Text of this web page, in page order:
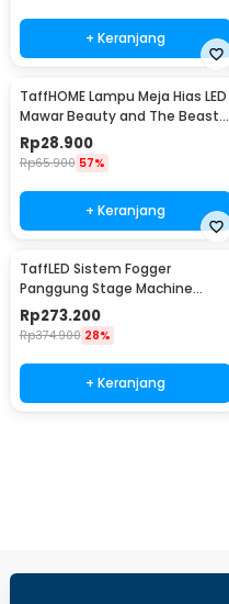
+ Keranjang
TaffHOME Lampu Meja Hias LED
Mawar Beauty and The Beast
Warm White - AC01
Rp28.900
Rp65.900 57%
+ Keranjang
TaffLED Sistem Fogger
Panggung Stage Machine
Ejector with RGB LED - KY-
LED500
Rp273.200
Rp374.900 28%
+ Keranjang